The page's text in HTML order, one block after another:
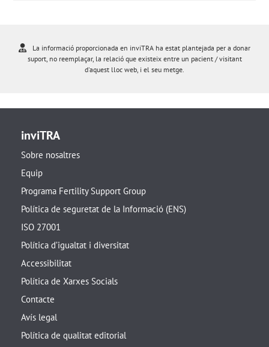
La informació proporcionada en inviTRA ha estat plantejada per a donar
suport, no reemplaçar, la relació que existeix entre un pacient / visitant
d'aquest lloc web, i el seu metge.
inviTRA
Sobre nosaltres
Equip
Programa Fertility Support Group
Política de seguretat de la Informació (ENS)
ISO 27001
Política d’igualtat i diversitat
Accessibilitat
Política de Xarxes Socials
Contacte
Avís legal
Política de qualitat editorial